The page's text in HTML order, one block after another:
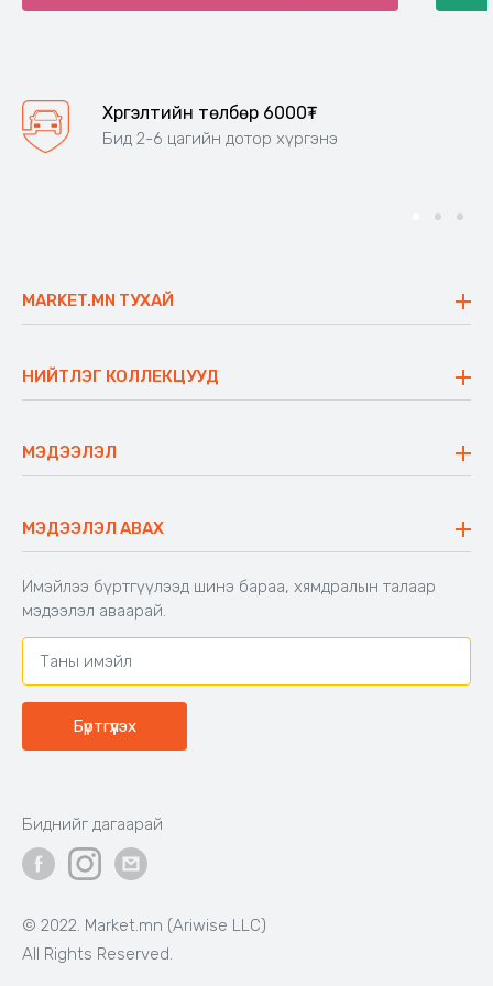
Хүргэлтийн төлбөр 6000₮
Бид 2-6 цагийн дотор хүргэнэ
MARKET.MN ТУХАЙ
Үнэт зүйлс
Ажлын байр
Блог
НИЙТЛЭГ КОЛЛЕКЦУУД
Сүүдрэвч
Аяны ширээ
Аяны түшлэгтэй сандал
МЭДЭЭЛЭЛ
Буцаалтын журам
Захиалга шалгах
Хамтран ажиллах
Холбоо барих
МЭДЭЭЛЭЛ АВАХ
Имэйлээ бүртгүүлээд шинэ бараа, хямдралын талаар
мэдээлэл аваарай.
Бүртгүүлэх
© 2022. Market.mn (Ariwise LLC)
All Rights Reserved.
Биднийг дагаарай